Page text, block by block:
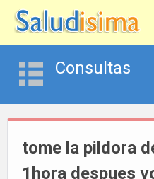
Consultas
tome la pildora
1hora despues